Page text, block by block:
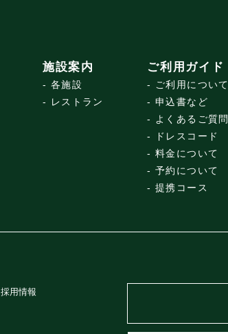
施設案内
各施設
レストラン
ご利用ガイド
ご利用について
申込書など
よくあるご質問
ドレスコード
料金について
予約について
提携コース
採用情報